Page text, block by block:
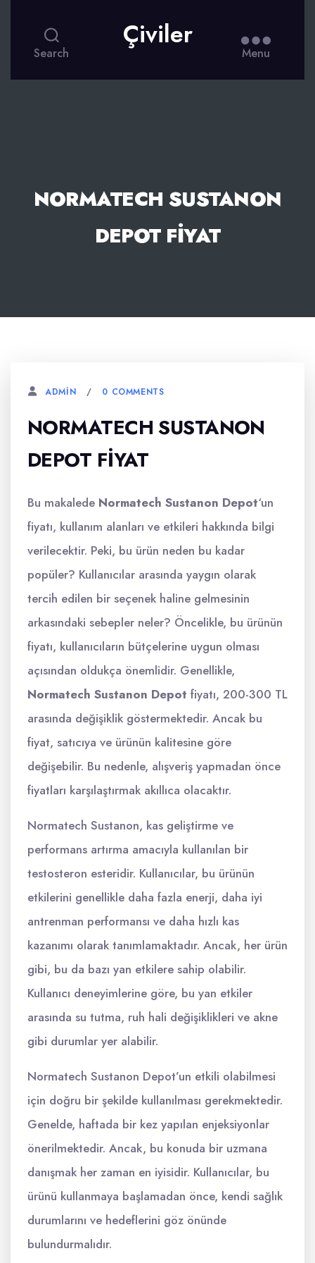
Search
Çiviler
Menu
NORMATECH SUSTANON
DEPOT FIYAT
ADMIN 0 COMMENTS
NORMATECH SUSTANON
DEPOT FIYAT
Bu makalede Normatech Sustanon Depot‘un
fiyatı, kullanım alanları ve etkileri hakkında bilgi
verilecektir. Peki, bu ürün neden bu kadar
popüler? Kullanıcılar arasında yaygın olarak
tercih edilen bir seçenek haline gelmesinin
arkasındaki sebepler neler? Öncelikle, bu ürünün
fiyatı, kullanıcıların bütçelerine uygun olması
açısından oldukça önemlidir. Genellikle,
Normatech Sustanon Depot fiyatı, 200-300 TL
arasında değişiklik göstermektedir. Ancak bu
fiyat, satıcıya ve ürünün kalitesine göre
değişebilir. Bu nedenle, alışveriş yapmadan önce
fiyatları karşılaştırmak akıllıca olacaktır.
Normatech Sustanon, kas geliştirme ve
performans artırma amacıyla kullanılan bir
testosteron esteridir. Kullanıcılar, bu ürünün
etkilerini genellikle daha fazla enerji, daha iyi
antrenman performansı ve daha hızlı kas
kazanımı olarak tanımlamaktadır. Ancak, her ürün
gibi, bu da bazı yan etkilere sahip olabilir.
Kullanıcı deneyimlerine göre, bu yan etkiler
arasında su tutma, ruh hali değişiklikleri ve akne
gibi durumlar yer alabilir.
Normatech Sustanon Depot’un etkili olabilmesi
için doğru bir şekilde kullanılması gerekmektedir.
Genelde, haftada bir kez yapılan enjeksiyonlar
önerilmektedir. Ancak, bu konuda bir uzmana
danışmak her zaman en iyisidir. Kullanıcılar, bu
ürünü kullanmaya başlamadan önce, kendi sağlık
durumlarını ve hedeflerini göz önünde
bulundurmalıdır.